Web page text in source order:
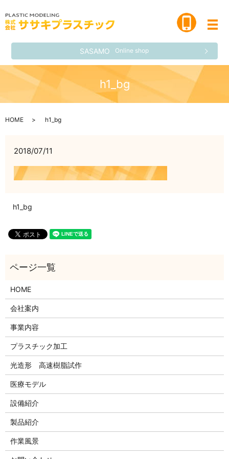
SASAMO Online shop
メ
h1_bg
HOME h1_bg
2018/07/11
h1_bg
HOME
会社案内
事業内容
プラスチック加工
光造形 高速樹脂試作
医療モデル
設備紹介
製品紹介
作業風景